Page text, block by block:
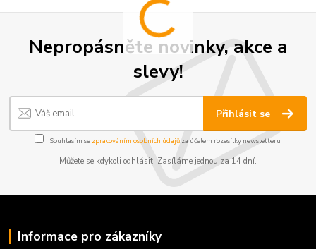
Nepropásněte novinky, akce a
slevy!
Přihlásit se
Souhlasím se zpracováním osobních údajůza účelem rozesílky newsletteru.
Můžete se kdykoli odhlásit. Zasíláme jednou za 14 dní.
Informace pro zákazníky